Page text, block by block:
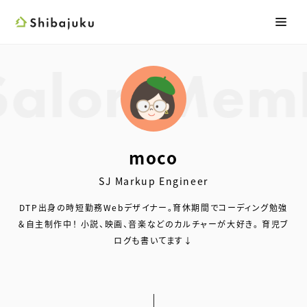
Shibajuku
メニ
検索フォー
moco
SJ Markup Engineer
DTP出身の時短勤務Webデザイナー。育休期間でコーディング勉強
＆自主制作中！ 小説、映画、音楽などのカルチャーが大好き。 育児ブ
ログも書いてます↓